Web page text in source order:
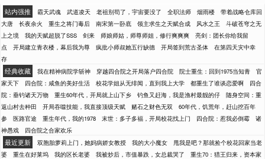
站内强推 霸天武魂 武道凌天 老祖别苟了，宇宙要没了 全职法师 烟雨楼
带着战略仓库回
大唐
长夜余火 重生之将门毒后 南宋第一卧底 领主求生之天赋合成 风水之王
斗破苍穹之无
上之境
我的天赋超脱了SSS 剑来 师娘师姑，师尊师姐，修行爽爽爽
亮剑：团长你给我留
点
开局建立青衣楼，幕后我为尊 疯批小师叔她五行缺德 开局签到荒古圣体
在第四天灾中幸
存
经典收藏 我在精神病院学斩神 穿越四合院之开局落户四合院 院士重生：回到1975当知青
官
家天下
四合院：咸鱼的美好生活 校花学姐从无绯闻，直到我上大学 都重生了谁谈恋爱啊
四合
院：垂钓诸天万物
重生60年代，开局就上山下乡 钓鱼又赶海，我是渔村最靓的仔
随身空间：重
返山村去种田
开局吞噬技能，我直接顶级天赋 赌石之财色无双
60年代，饥荒年，赶山挖百年
参
医路官途 重生年代，我的1978 末世：多子多福，开局校花找上门 四合院：惹我必倒霉
诸
神愚戏
四合院之合家欢乐
最近更新 双胞胎萝莉上门，她妈病娇女教授 我的大小魔女
甩我是吧？那就捡个校花回家当老
婆
重生在好莱坞 我的区长老婆 我被炒后，市值暴跌，女总裁哭了
重生70：猎王归来，资本家